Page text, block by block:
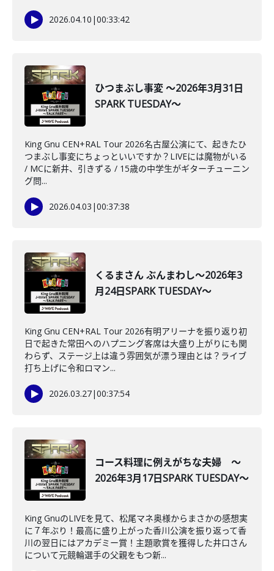
2026.04.10 |00:33:42
ひつまぶし事変 ～2026年3月31日
SPARK TUESDAY～
King Gnu CEN+RAL Tour 2026名古屋公演にて、起きたひ
つまぶし事変にちょっといいですか？LIVEには魔物がいる
/ MCに新井、引きずる / 15歳の中学生がギターチューニン
グ問...
2026.04.03 |00:37:38
くるまさん ぶんまわし～2026年3
月24日SPARK TUESDAY～
King Gnu CEN+RAL Tour 2026有明アリーナを振り返り初
日で起きた常田へのハプニング客席は大盛り上がりにも関
わらず、ステージ上は違う雰囲気が漂う理由とは？ライブ
打ち上げに令和ロマン...
2026.03.27|00:37:54
コース料理に例えがちな夫婦 ～
2026年3月17日SPARK TUESDAY～
King GnuのLIVEを見て、松尾マネ奥様からまさかの感想実
に７年ぶり！最高に盛り上がった香川公演を振り返って香
川の翌日にはアカデミー賞！主題歌賞を獲得した井口さん
について元競輪選手の父親をもつ新...